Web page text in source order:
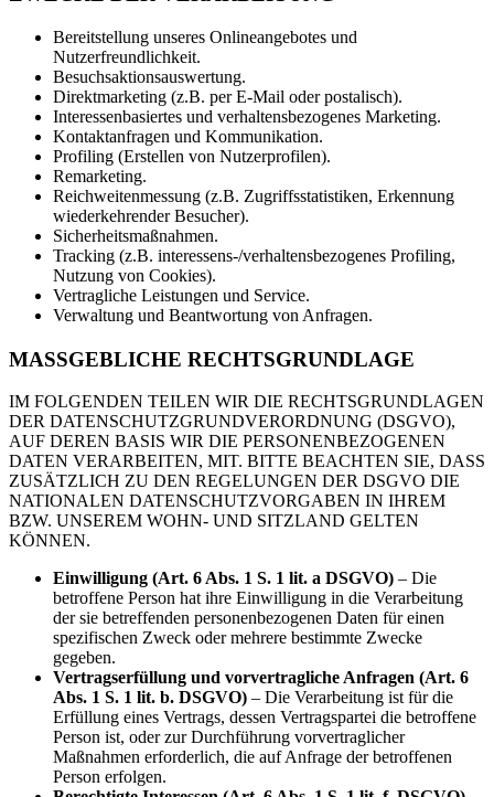
Bereitstellung unseres Onlineangebotes und
Nutzerfreundlichkeit.
Besuchsaktionsauswertung.
Direktmarketing (z.B. per E-Mail oder postalisch).
Interessenbasiertes und verhaltensbezogenes Marketing.
Kontaktanfragen und Kommunikation.
Profiling (Erstellen von Nutzerprofilen).
Remarketing.
Reichweitenmessung (z.B. Zugriffsstatistiken, Erkennung
wiederkehrender Besucher).
Sicherheitsmaßnahmen.
Tracking (z.B. interessens-/verhaltensbezogenes Profiling,
Nutzung von Cookies).
Vertragliche Leistungen und Service.
Verwaltung und Beantwortung von Anfragen.
MASSGEBLICHE RECHTSGRUNDLAGE
IM FOLGENDEN TEILEN WIR DIE RECHTSGRUNDLAGEN
DER DATENSCHUTZGRUNDVERORDNUNG (DSGVO),
AUF DEREN BASIS WIR DIE PERSONENBEZOGENEN
DATEN VERARBEITEN, MIT. BITTE BEACHTEN SIE, DASS
ZUSÄTZLICH ZU DEN REGELUNGEN DER DSGVO DIE
NATIONALEN DATENSCHUTZVORGABEN IN IHREM
BZW. UNSEREM WOHN- UND SITZLAND GELTEN
KÖNNEN.
Einwilligung (Art. 6 Abs. 1 S. 1 lit. a DSGVO) – Die
betroffene Person hat ihre Einwilligung in die Verarbeitung
der sie betreffenden personenbezogenen Daten für einen
spezifischen Zweck oder mehrere bestimmte Zwecke
gegeben.
Vertragserfüllung und vorvertragliche Anfragen (Art. 6
Abs. 1 S. 1 lit. b. DSGVO) – Die Verarbeitung ist für die
Erfüllung eines Vertrags, dessen Vertragspartei die betroffene
Person ist, oder zur Durchführung vorvertraglicher
Maßnahmen erforderlich, die auf Anfrage der betroffenen
Person erfolgen.